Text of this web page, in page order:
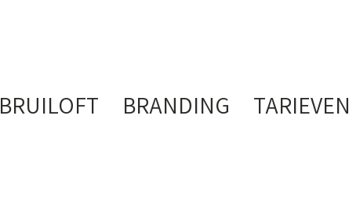
BRUILOFT BRANDING TARIEVEN